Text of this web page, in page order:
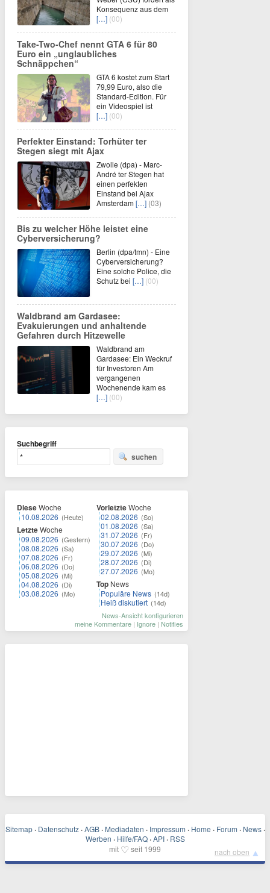
Konsequenz aus dem
[…] (00)
Take-Two-Chef nennt GTA 6 für 80
Euro ein „unglaubliches
Schnäppchen“
GTA 6 kostet zum Start
79,99 Euro, also die
Standard-Edition. Für
ein Videospiel ist
[…] (00)
Perfekter Einstand: Torhüter ter
Stegen siegt mit Ajax
Zwolle (dpa) - Marc-
André ter Stegen hat
einen perfekten
Einstand bei Ajax
Amsterdam[…] (03)
Bis zu welcher Höhe leistet eine
Cyberversicherung?
Berlin (dpa/tmn) - Eine
Cyberversicherung?
Eine solche Police, die
Schutz bei […] (00)
Waldbrand am Gardasee:
Evakuierungen und anhaltende
Gefahren durch Hitzewelle
Waldbrand am
Gardasee: Ein Weckruf
für Investoren Am
vergangenen
Wochenende kam es
[…] (00)
Suchbegriff
suchen
DieseWoche
10.08.2026 (Heute)
LetzteWoche
09.08.2026 (Gestern)
08.08.2026 (Sa)
07.08.2026 (Fr)
06.08.2026 (Do)
05.08.2026 (Mi)
04.08.2026 (Di)
03.08.2026 (Mo)
VorletzteWoche
02.08.2026 (So)
01.08.2026 (Sa)
31.07.2026 (Fr)
30.07.2026 (Do)
29.07.2026 (Mi)
28.07.2026 (Di)
27.07.2026 (Mo)
Top News
Populäre News (14d)
Heiß diskutiert (14d)
News-Ansicht konfigurieren
meine Kommentare | Ignore | Notifies
Sitemap · Datenschutz · AGB · Mediadaten · Impressum · Home · Forum · News ·
Werben · Hilfe/FAQ · API · RSS
mit ♡ seit 1999 nach oben ▲